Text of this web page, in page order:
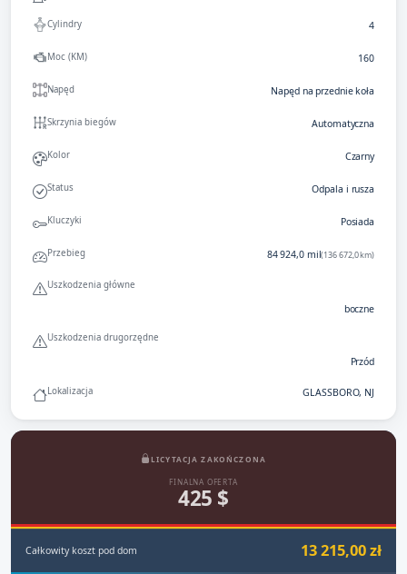
Cylindry 4
Moc (KM) 160
Napęd Napęd na przednie koła
Skrzynia biegów Automatyczna
Kolor Czarny
Status Odpala i rusza
Kluczyki Posiada
Przebieg 84 924,0 mil(136 672,0 km)
Uszkodzenia główne
boczne
Uszkodzenia drugorzędne
Przód
Lokalizacja GLASSBORO, NJ
LICYTACJA ZAKOŃCZONA
FINALNA OFERTA
425 $
Całkowity koszt pod dom 13 215,00 zł